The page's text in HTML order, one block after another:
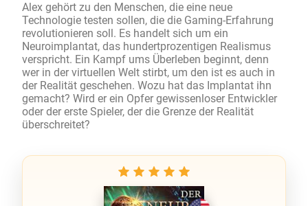
Alex gehört zu den Menschen, die eine neue
Technologie testen sollen, die die Gaming-Erfahrung
revolutionieren soll. Es handelt sich um ein
Neuroimplantat, das hundertprozentigen Realismus
verspricht. Ein Kampf ums Überleben beginnt, denn
wer in der virtuellen Welt stirbt, um den ist es auch in
der Realität geschehen. Wozu hat das Implantat ihn
gemacht? Wird er ein Opfer gewissenloser Entwickler
oder der erste Spieler, der die Grenze der Realität
überschreitet?